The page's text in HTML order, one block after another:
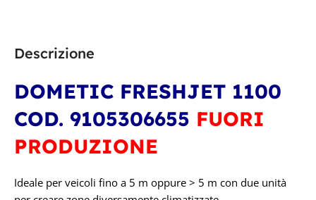
Descrizione
DOMETIC FRESHJET 1100
COD. 9105306655 FUORI
PRODUZIONE
Ideale per veicoli fino a 5 m oppure > 5 m con due unità
TENSIONE IN VOLT
12V 24V